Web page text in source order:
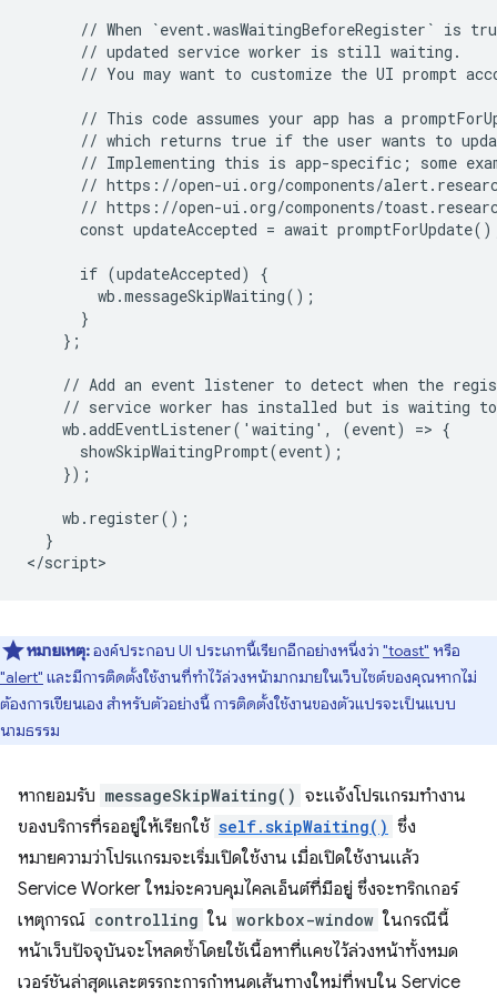
// When `event.wasWaitingBeforeRegister` is
      // updated service worker is still waiting.
// You may want to customize the UI prompt
// This code assumes your app has a
// which returns true if the user wants to
// Implementing this is app-specific; some
// https://open-ui.org/components/
// https://open-ui.org/components/
const updateAccepted = await
      if (updateAccepted) {
        wb.messageSkipWaiting();
      }
    };
// Add an event listener to detect when the
// service worker has installed but is waiting
    wb.addEventListener('waiting', (event) => {
      showSkipWaitingPrompt(event);
    });
    wb.register();
  }
หมายเหตุ:องค์ประกอบ UI ประเภทนี้เรียกอีกอย่างหนึ่งว่า "toast" หรือ
"alert" และมีการติดตั้งใช้งานที่ทำไว้ล่วงหน้ามากมายในเว็บไซต์ของคุณหากไม่
ต้องการเขียนเอง สำหรับตัวอย่างนี้ การติดตั้งใช้งานของตัวแปรจะเป็นแบบ
นามธรรม
หากยอมรับ messageSkipWaiting() จะแจ้งโปรแกรมทำงาน
ของบริการที่รออยู่ให้เรียกใช้ self.skipWaiting() ซึ่ง
หมายความว่าโปรแกรมจะเริ่มเปิดใช้งาน เมื่อเปิดใช้งานแล้ว
Service Worker ใหม่จะควบคุมไคลเอ็นต์ที่มีอยู่ ซึ่งจะทริกเกอร์
เหตุการณ์ controlling ใน workbox-window ในกรณีนี้
หน้าเว็บปัจจุบันจะโหลดซ้ำโดยใช้เนื้อหาที่แคชไว้ล่วงหน้าทั้งหมด
เวอร์ชันล่าสุดและตรรกะการกําหนดเส้นทางใหม่ที่พบใน Service